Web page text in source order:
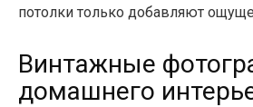
потолки только добавляют
Винтажные
домашнего